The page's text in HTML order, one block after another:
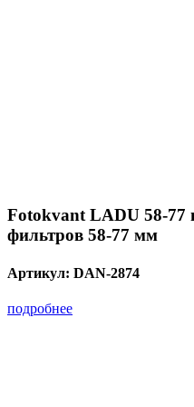
Fotokvant LADU 58-
фильтров 58-77 мм
Артикул: DAN-2874
подробнее